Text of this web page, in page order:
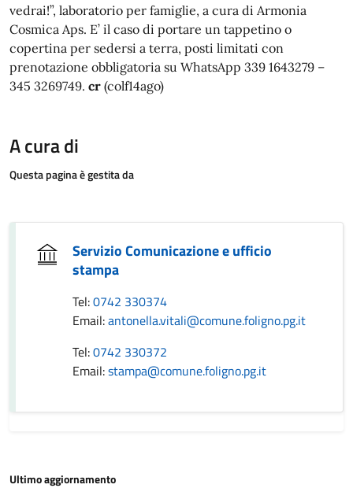
vedrai!”, laboratorio per famiglie, a cura di Armonia
Cosmica Aps. E’ il caso di portare un tappetino o
copertina per sedersi a terra, posti limitati con
prenotazione obbligatoria su WhatsApp 339 1643279 –
345 3269749. cr (colf14ago)
A cura di
Questa pagina è gestita da
Servizio Comunicazione e ufficio
stampa
Tel:0742 330374
Email:antonella.vitali@comune.foligno.pg.it
Tel:0742 330372
Email:stampa@comune.foligno.pg.it
Ultimo aggiornamento